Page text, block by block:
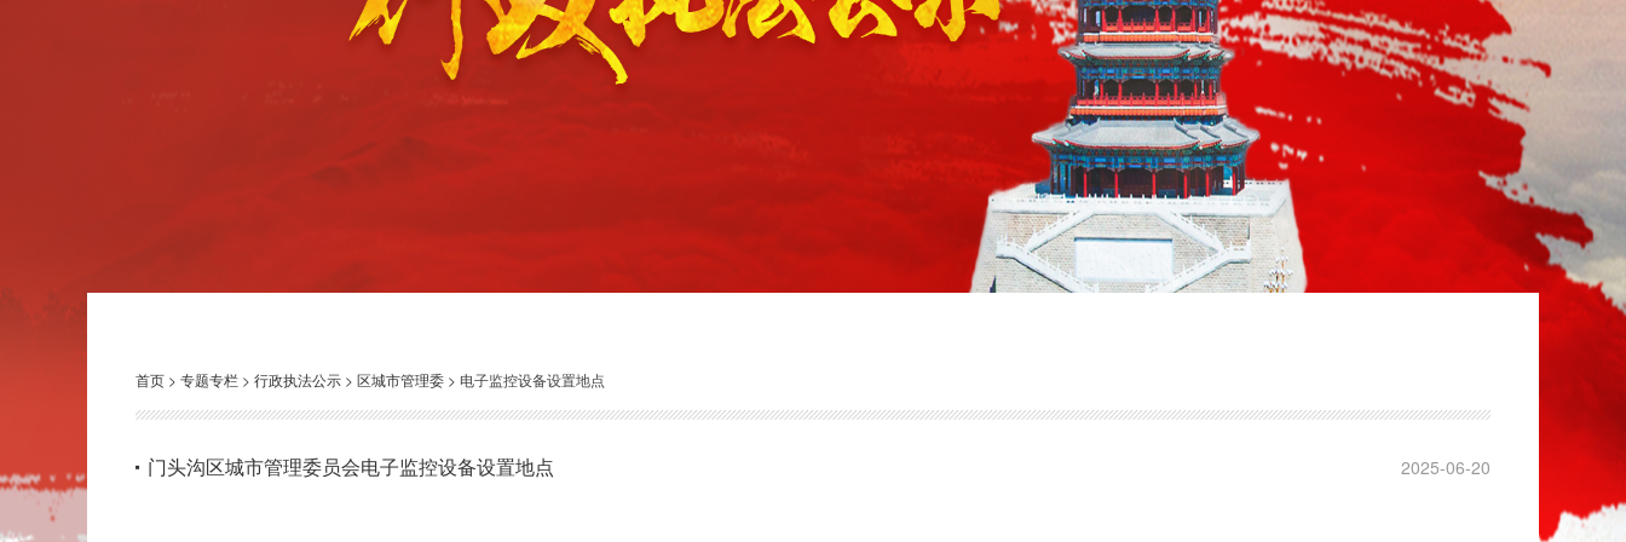
首页 >专题专栏 >行政执法公示 >区城市管理委 > 电子监控设备设置地点
门头沟区城市管理委员会电子监控设备设置地点 2025-06-20